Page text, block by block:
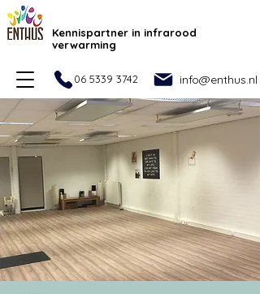
Kennispartner in infrarood
verwarming
06 5339 3742 info@enthus.nl